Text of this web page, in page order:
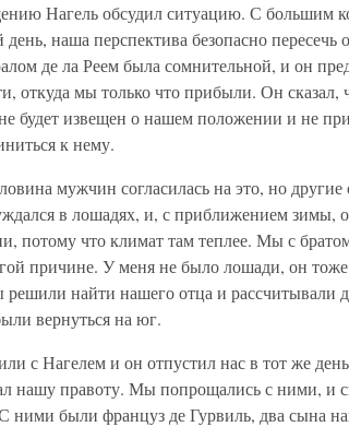
Нагель обсудил ситуацию. С большим
наша перспектива безопасно пересечь
де ла Реем была сомнительной, и он
откуда мы только что прибыли. Он
будет извещен о нашем положении и не
к нему.
мужчин согласилась на это, но другие
в лошадях, и, с приближением зимы,
потому что климат там теплее. Мы с
причине. У меня не было лошади, он
найти нашего отца и рассчитывали
вернуться на юг.
с Нагелем и он отпустил нас в тот же
нашу правоту. Мы попрощались с ними, и
ними были француз де Гурвиль, два сына